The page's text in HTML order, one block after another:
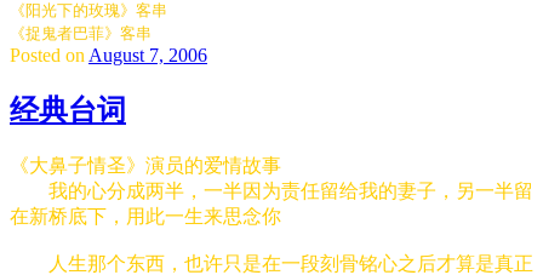
《阳光下的玫瑰》客串
《捉鬼者巴菲》客串
Posted on August 7, 2006
经典台词
《大鼻子情圣》演员的爱情故事
我的心分成两半，一半因为责任留给我的妻子，另一半留
在新桥底下，用此一生来思念你
人生那个东西，也许只是在一段刻骨铭心之后才算是真正